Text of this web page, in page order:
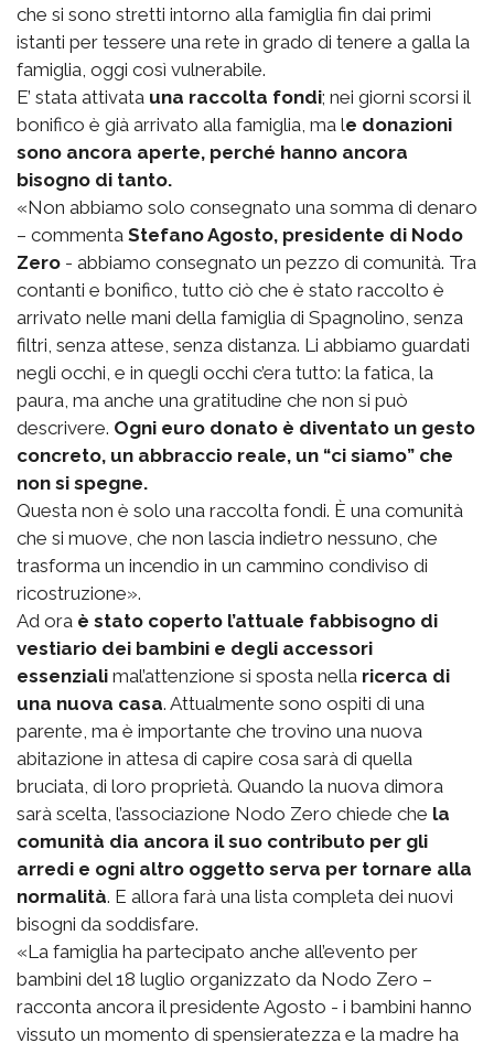
che si sono stretti intorno alla famiglia fin dai primi
istanti per tessere una rete in grado di tenere a galla la
famiglia, oggi così vulnerabile.
E’ stata attivata una raccolta fondi; nei giorni scorsi il
bonifico è già arrivato alla famiglia, ma le donazioni
sono ancora aperte, perché hanno ancora
bisogno di tanto.
«Non abbiamo solo consegnato una somma di denaro
– commenta Stefano Agosto, presidente di Nodo
Zero - abbiamo consegnato un pezzo di comunità. Tra
contanti e bonifico, tutto ciò che è stato raccolto è
arrivato nelle mani della famiglia di Spagnolino, senza
filtri, senza attese, senza distanza. Li abbiamo guardati
negli occhi, e in quegli occhi c’era tutto: la fatica, la
paura, ma anche una gratitudine che non si può
descrivere. Ogni euro donato è diventato un gesto
concreto, un abbraccio reale, un “ci siamo” che
non si spegne.
Questa non è solo una raccolta fondi. È una comunità
che si muove, che non lascia indietro nessuno, che
trasforma un incendio in un cammino condiviso di
ricostruzione».
Ad ora è stato coperto l’attuale fabbisogno di
vestiario dei bambini e degli accessori
essenziali mal’attenzione si sposta nella ricerca di
una nuova casa. Attualmente sono ospiti di una
parente, ma è importante che trovino una nuova
abitazione in attesa di capire cosa sarà di quella
bruciata, di loro proprietà. Quando la nuova dimora
sarà scelta, l’associazione Nodo Zero chiede che la
comunità dia ancora il suo contributo per gli
arredi e ogni altro oggetto serva per tornare alla
normalità. E allora farà una lista completa dei nuovi
bisogni da soddisfare.
«La famiglia ha partecipato anche all’evento per
bambini del 18 luglio organizzato da Nodo Zero –
racconta ancora il presidente Agosto - i bambini hanno
vissuto un momento di spensieratezza e la madre ha